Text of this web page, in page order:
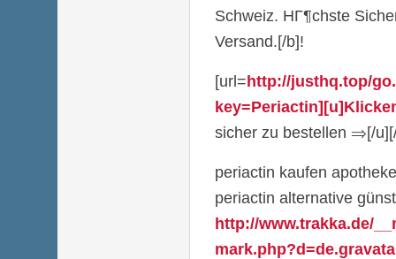
Schweiz. HГ¶chste
Versand.[/b]!
[url=http://justhq.top/
sicher zu bestellen ⇒[/
periactin kaufen
periactin alternative
http://www.trakka.de/